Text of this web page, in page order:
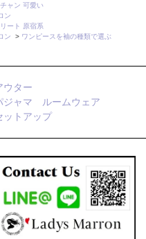
ャン 可愛い
ン
ート 原宿系
ン
> ワンピースを袖の種類で選ぶ
ウター
ジャマ ルームウェア
ットアップ